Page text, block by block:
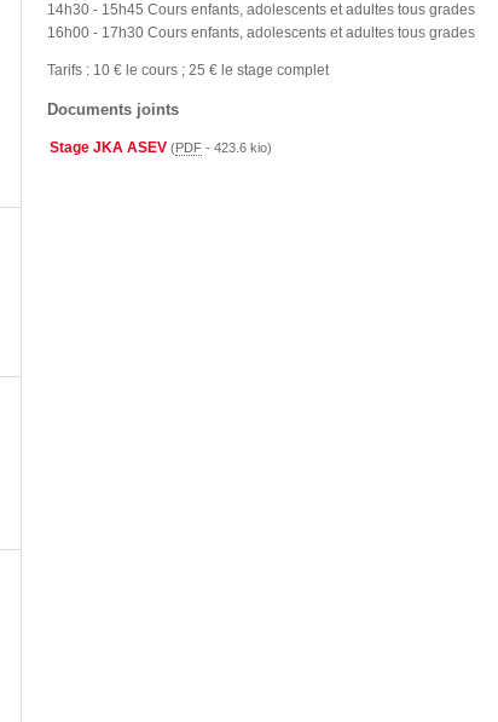
14h30 - 15h45 Cours enfants, adolescents et adultes tous grades
16h00 - 17h30 Cours enfants, adolescents et adultes tous grades
Tarifs : 10 € le cours ; 25 € le stage complet
Documents joints
Stage JKA ASEV (PDF -423.6 kio)